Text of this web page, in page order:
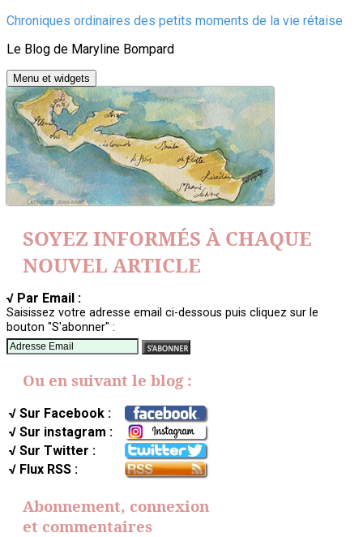
Aller
contenu
Chroniques ordinaires des petits moments de la vie rétaise
Le Blog de Maryline Bompard
Menu et widgets
SOYEZ INFORMÉS À CHAQUE
NOUVEL ARTICLE
√ Par Email :
Saisissez votre adresse email ci-dessous puis cliquez sur le
bouton "S'abonner" :
Ou en suivant le blog :
√ Sur Facebook :
√ Sur instagram :
√ Sur Twitter :
√ Flux RSS :
Abonnement, connexion
et commentaires